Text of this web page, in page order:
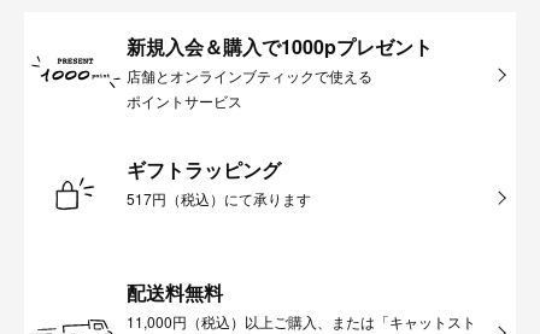
新規入会＆購入で1000pプレゼント
店舗とオンラインブティックで使える
ポイントサービス
ギフトラッピング
517円（税込）にて承ります
配送料無料
11,000円（税込）以上ご購入、または「キャットスト